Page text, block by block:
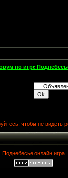
по игре
чтобы не видеть
Поднебесье онлайн игра